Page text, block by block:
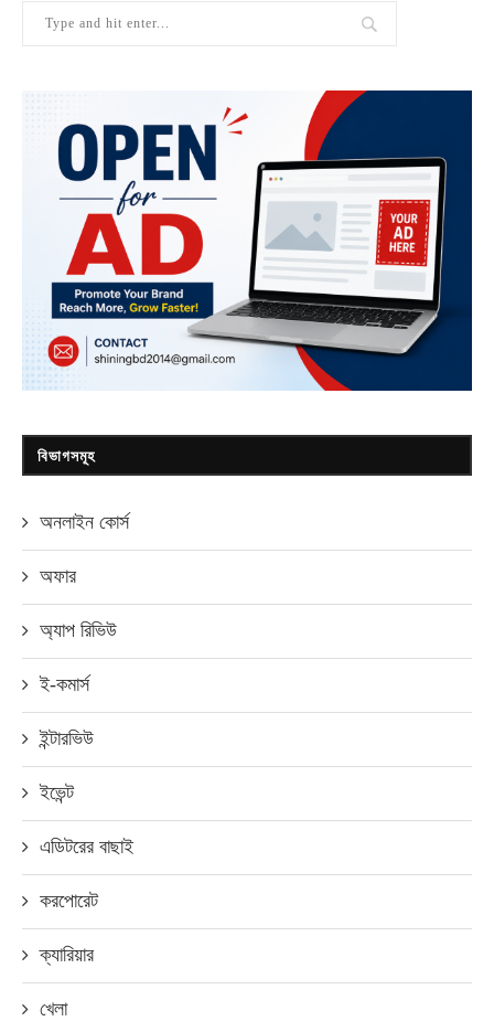
বিভাগসমূহ
অনলাইন কোর্স
অফার
অ্যাপ রিভিউ
ই-কমার্স
ইন্টারভিউ
ইভেন্ট
এডিটরের বাছাই
করপোরেট
ক্যারিয়ার
খেলা